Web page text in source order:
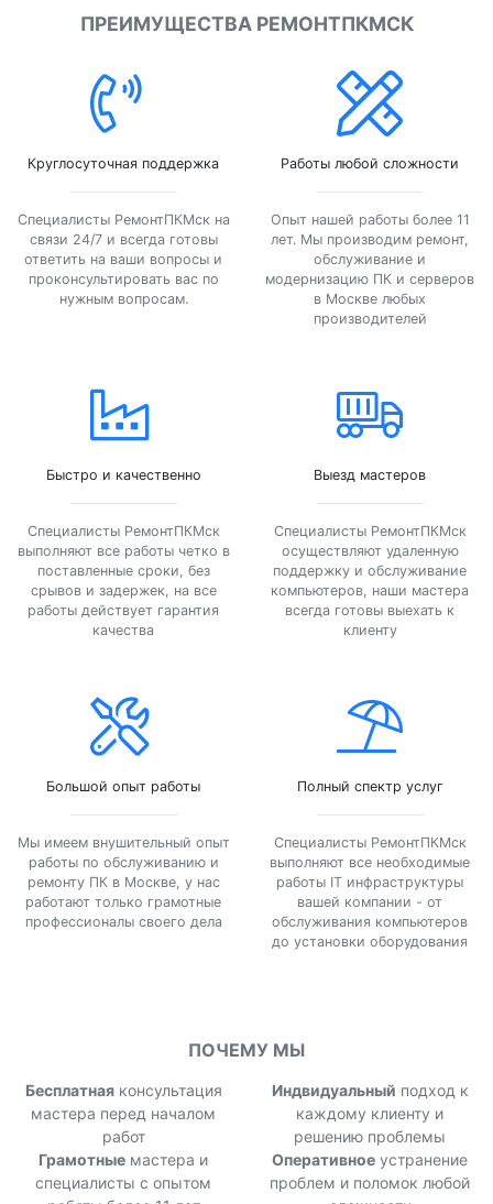
ПРЕИМУЩЕСТВА РЕМОНТПКМСК
Круглосуточная поддержка
Специалисты РемонтПКМск на
связи 24/7 и всегда готовы
ответить на ваши вопросы и
проконсультировать вас по
нужным вопросам.
Работы любой сложности
Опыт нашей работы более 11
лет. Мы производим ремонт,
обслуживание и
модернизацию ПК и серверов
в Москве любых
производителей
Быстро и качественно
Специалисты РемонтПКМск
выполняют все работы четко в
поставленные сроки, без
срывов и задержек, на все
работы действует гарантия
качества
Выезд мастеров
Специалисты РемонтПКМск
осуществляют удаленную
поддержку и обслуживание
компьютеров, наши мастера
всегда готовы выехать к
клиенту
Большой опыт работы
Мы имеем внушительный опыт
работы по обслуживанию и
ремонту ПК в Москве, у нас
работают только грамотные
профессионалы своего дела
Полный спектр услуг
Специалисты РемонтПКМск
выполняют все необходимые
работы IT инфраструктуры
вашей компании - от
обслуживания компьютеров
до установки оборудования
ПОЧЕМУ МЫ
Бесплатнаяконсультация
мастера перед началом
работ
Индвидуальный подход к
каждому клиенту и
решению проблемы
Грамотные мастера и
специалисты с опытом
Оперативное устранение
проблем и поломок любой